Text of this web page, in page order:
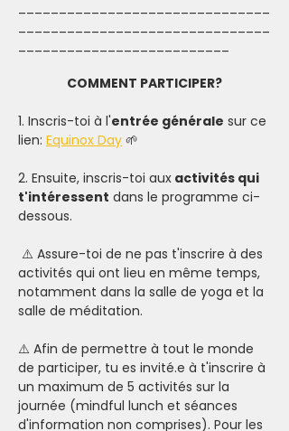
COMMENT PARTICIPER?
1. Inscris-toi à l'entrée générale sur ce
lien: Equinox Day 🌱
2. Ensuite, inscris-toi aux activités qui
t'intéressent dans le programme ci-
dessous.
⚠️ Assure-toi de ne pas t'inscrire à des
activités qui ont lieu en même temps,
notamment dans la salle de yoga et la
salle de méditation.
⚠️ Afin de permettre à tout le monde
de participer, tu es invité.e à t'inscrire à
un maximum de 5 activités sur la
journée (mindful lunch et séances
d'information non comprises). Pour les